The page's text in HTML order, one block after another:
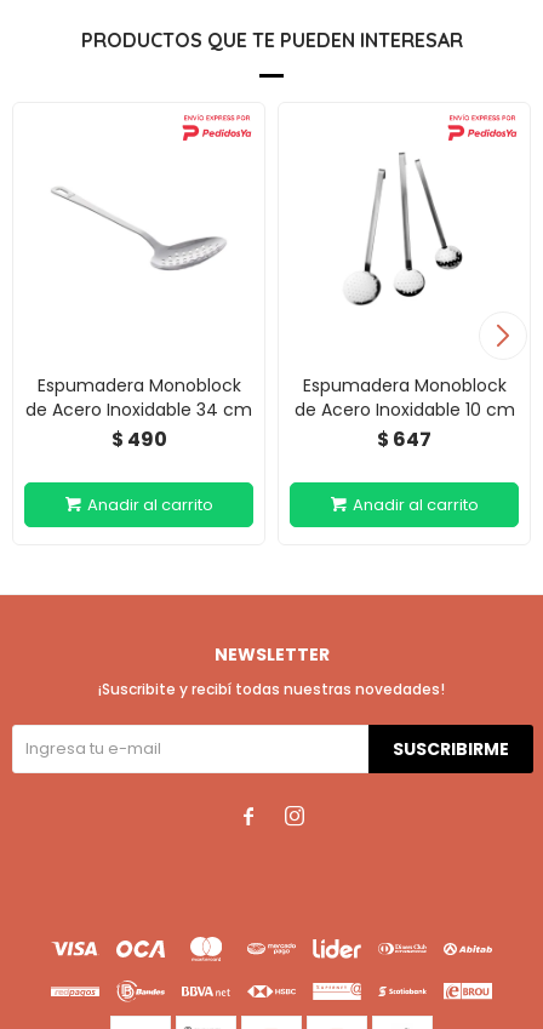
PRODUCTOS QUE TE PUEDEN INTERESAR
Espumadera Monoblock
de Acero Inoxidable 34 cm
$ 490
Espumadera Monoblock
de Acero Inoxidable 10 cm
$ 647
NEWSLETTER
¡Suscribite y recibí todas nuestras novedades!
SUSCRIBIRME
 